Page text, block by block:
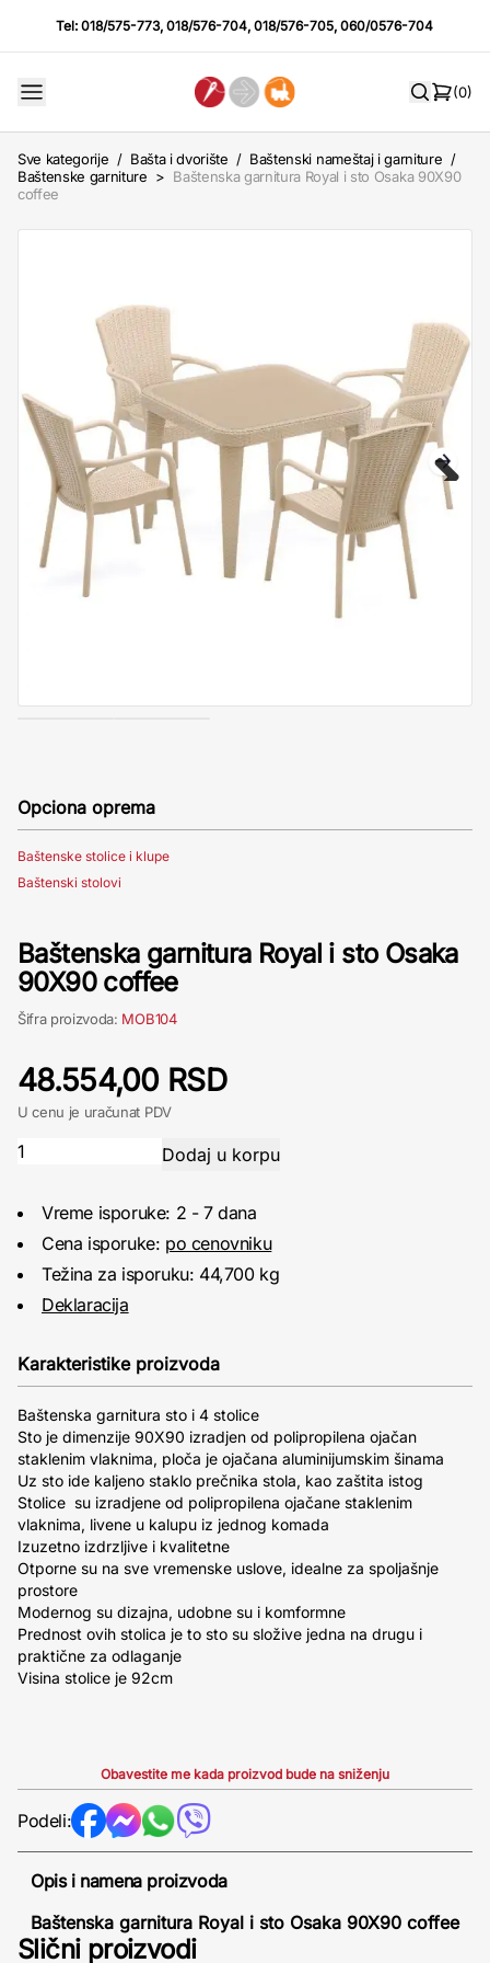
Tel:018/575-773,018/576-704,018/576-705,060/0576-704
(0)
Sve kategorije / Bašta i dvorište / Baštenski nameštaj i garniture /
Baštenske garniture > Baštenska garnitura Royal i sto Osaka 90X90
coffee
Opciona oprema
Baštenske stolice i klupe
Baštenski stolovi
Baštenska garnitura Royal i sto Osaka
90X90 coffee
Šifra proizvoda: MOB104
48.554,00 RSD
U cenu je uračunat PDV
Vreme isporuke: 2 - 7 dana
Cena isporuke: po cenovniku
Težina za isporuku: 44,700 kg
Deklaracija
Karakteristike proizvoda
Baštenska garnitura sto i 4 stolice
Sto je dimenzije 90X90 izradjen od polipropilena ojačan
staklenim vlaknima, ploča je ojačana aluminijumskim šinama
Uz sto ide kaljeno staklo prečnika stola, kao zaštita istog
Stolice su izradjene od polipropilena ojačane staklenim
vlaknima, livene u kalupu iz jednog komada
Izuzetno izdrzljive i kvalitetne
Otporne su na sve vremenske uslove, idealne za spoljašnje
prostore
Modernog su dizajna, udobne su i komformne
Prednost ovih stolica je to sto su složive jedna na drugu i
praktične za odlaganje
Visina stolice je 92cm
Obavestite me kada proizvod bude na sniženju
Podeli:
Opis i namena proizvoda
Baštenska garnitura Royal i sto Osaka 90X90 coffee
Slični proizvodi